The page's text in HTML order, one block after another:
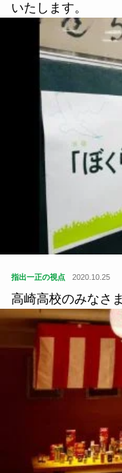
いたします。
指出一正の視点 2020.10.25
高崎高校のみなさ